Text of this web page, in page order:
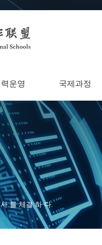
운영 국제과정
를 체결 하 다.